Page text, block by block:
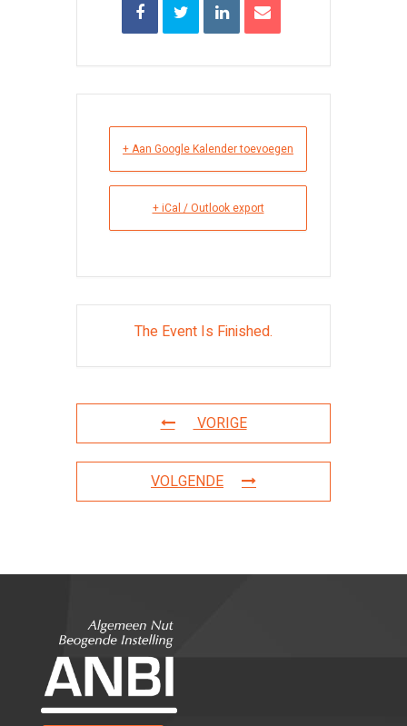
+ Aan Google Kalender toevoegen
+ iCal / Outlook export
The Event Is Finished.
VORIGE
VOLGENDE